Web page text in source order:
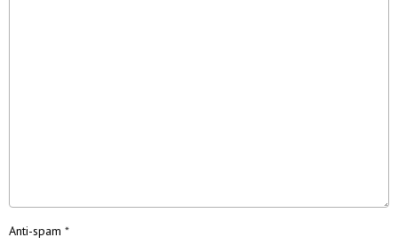
Anti-spam